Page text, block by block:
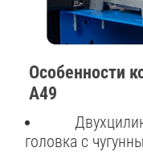
Особенности
A49
головка с